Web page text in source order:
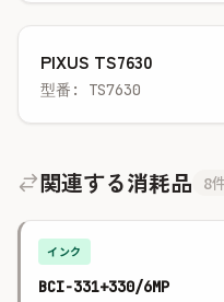
PIXUS TS7630
型番: TS7630
関連する消耗品 8
インク
BCI-331+330/6MP